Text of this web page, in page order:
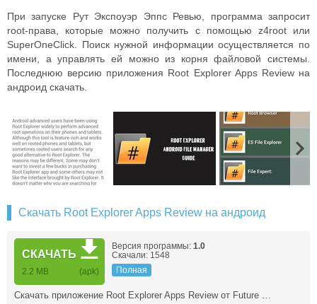
При запуске Рут Экспоуэр Эппс Ревью, программа запросит
root-права, которые можно получить с помощью z4root или
SuperOneClick. Поиск нужной информации осуществляется по
имени, а управлять ей можно из корня файловой системы.
Последнюю версию приложения Root Explorer Apps Review на
андроид скачать.
Скачать Root Explorer Apps Review на андроид
СКАЧАТЬ
2.2 MB (apk)
Версия программы: 1.0
Скачали: 1548
Полная
Скачать приложение Root Explorer Apps Review от Future …